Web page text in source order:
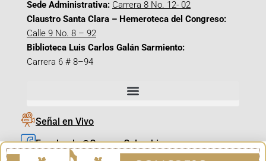
Sede Administrativa: Carrera 8 No. 12- 02
Claustro Santa Clara – Hemeroteca del Congreso:
Calle 9 No. 8 – 92
Biblioteca Luis Carlos Galán Sarmiento:
Carrera 6 # 8–94
Señal en Vivo
Facebook_@CamaraColombia